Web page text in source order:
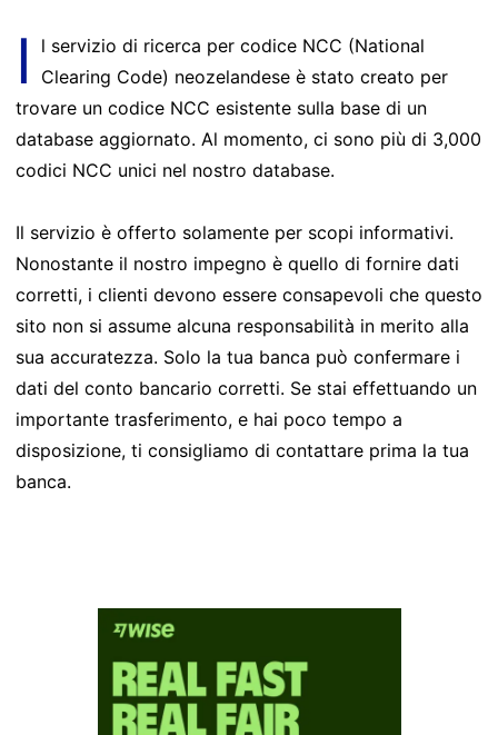
I
l servizio di ricerca per codice NCC (National
Clearing Code) neozelandese è stato creato per
trovare un codice NCC esistente sulla base di un
database aggiornato. Al momento, ci sono più di 3,000
codici NCC unici nel nostro database.
Il servizio è offerto solamente per scopi informativi.
Nonostante il nostro impegno è quello di fornire dati
corretti, i clienti devono essere consapevoli che questo
sito non si assume alcuna responsabilità in merito alla
sua accuratezza. Solo la tua banca può confermare i
dati del conto bancario corretti. Se stai effettuando un
importante trasferimento, e hai poco tempo a
disposizione, ti consigliamo di contattare prima la tua
banca.